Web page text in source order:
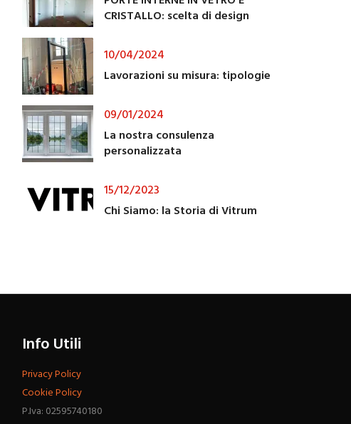
CRISTALLO: scelta di design
10/04/2024
Lavorazioni su misura: tipologie
09/01/2024
La nostra consulenza
personalizzata
15/12/2023
Chi Siamo: la Storia di Vitrum
Info Utili
Privacy Policy
Cookie Policy
P.Iva: 02595740180